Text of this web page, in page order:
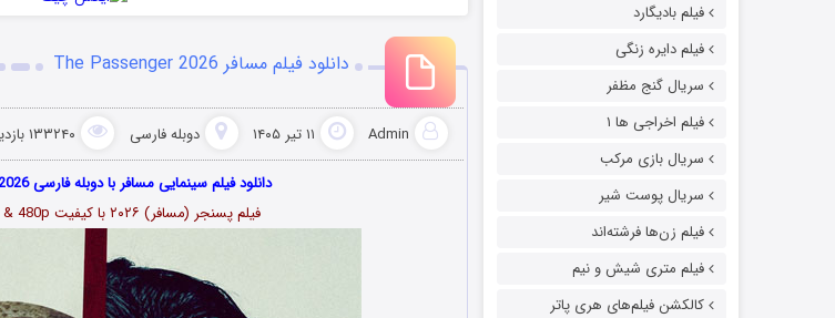
فیلم بادیگارد
فیلم دایره زنگی
سریال گنج مظفر
فیلم اخراجی ها ۱
سریال بازی مرکب
سریال پوست شیر
فیلم زن‌ها فرشته‌اند
فیلم متری شیش و نیم
کالکشن فیلم‌های هری پاتر
دانلود فیلم مسافر The Passenger 2026
Admin ۱۱ تیر ۱۴۰۵ دوبله فارسی ۱۳۳۲۴۰ بازدید
دانلود فیلم سینمایی مسافر با دوبله فارسی The Passenger 2026
فیلم پسنجر (مسافر) ۲۰۲۶ با کیفیت 1080p & 720p & 480p